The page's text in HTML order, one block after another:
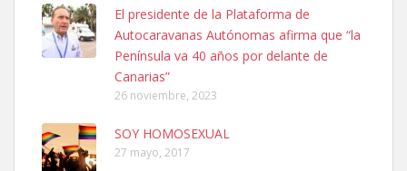
SHIBA PERDIDO AVDA JOSE MESA Y LOPEZ
PERRO MACHO RAZA SHIBA CON MICROCHIP PERDIDO HOY
06/07/2025 ZONA MESA Y LOPEZ. ES MUY ASUSTADIZO
Leales.org » Gran Canaria
El presidente de la Plataforma de
Autocaravanas Autónomas afirma que “la
Península va 40 años por delante de
Canarias”
26 noviembre, 2023
SOY HOMOSEXUAL
27 mayo, 2017